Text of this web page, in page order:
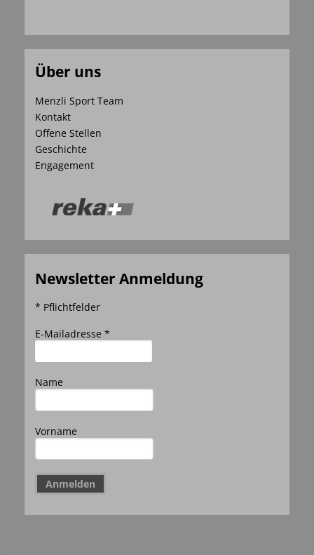
Über uns
Menzli Sport Team
Kontakt
Offene Stellen
Geschichte
Engagement
Newsletter Anmeldung
* Pflichtfelder
E-Mailadresse *
Name
Vorname